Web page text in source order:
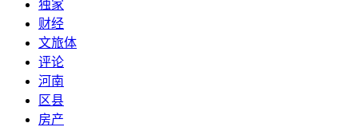
独家
财经
文旅体
评论
河南
区县
房产